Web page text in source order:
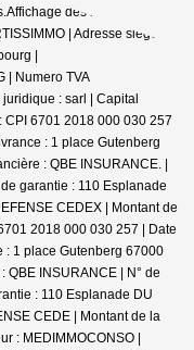
des informations
| Adresse siège
|
| Numero TVA
: sarl | Capital
CPI 6701 2018 000 030 257
: 1 place Gutenberg
: QBE INSURANCE. |
garantie : 110 Esplanade
CEDEX | Montant de
2018 000 030 257 | Date
1 place Gutenberg 67000
QBE INSURANCE | N° de
: 110 Esplanade DU
CEDE | Montant de la
: MEDIMMOCONSO |